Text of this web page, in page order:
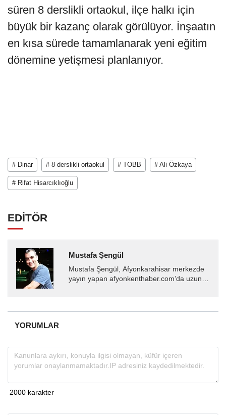
süren 8 derslikli ortaokul, ilçe halkı için
büyük bir kazanç olarak görülüyor. İnşaatın
en kısa sürede tamamlanarak yeni eğitim
dönemine yetişmesi planlanıyor.
# Dinar # 8 derslikli ortaokul # TOBB # Ali Özkaya
# Rifat Hisarcıklıoğlu
EDİTÖR
Mustafa Şengül
Mustafa Şengül, Afyonkarahisar merkezde
yayın yapan afyonkenthaber.com’da uzun
almakta, haber akışı...
YORUMLAR